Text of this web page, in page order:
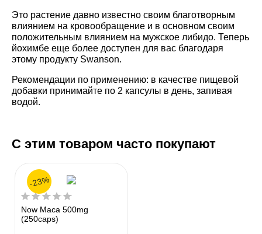
Это растение давно известно своим благотворным
влиянием на кровообращение и в основном своим
положительным влиянием на мужское либидо. Теперь
йохимбе еще более доступен для вас благодаря
этому продукту Swanson.
Рекомендации по применению: в качестве пищевой
добавки принимайте по 2 капсулы в день, запивая
водой.
С этим товаром часто покупают
Now Maca 500mg
(250caps)
-23%